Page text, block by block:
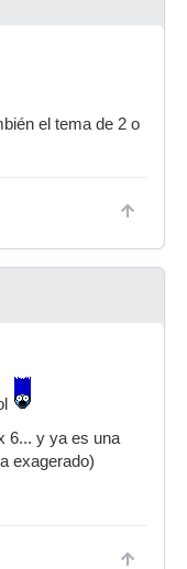
el tema de 2 o
6... y ya es una
exagerado)